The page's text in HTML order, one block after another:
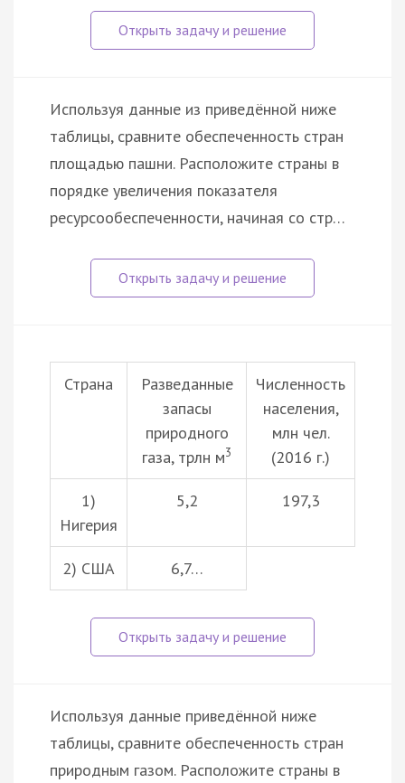
Используя данные из приведённой ниже
таблицы, сравните обеспеченность стран
площадью пашни. Расположите страны в
порядке увеличения показателя
ресурсообеспеченности, начиная со стр…
Страна
Разведанные
запасы
природного
газа, трлн м3
Численность
населения,
млн чел.
(2016 г.)
1)
Нигерия
5,2 197,3
2) США 6,7…
Используя данные приведённой ниже
таблицы, сравните обеспеченность стран
природным газом. Расположите страны в